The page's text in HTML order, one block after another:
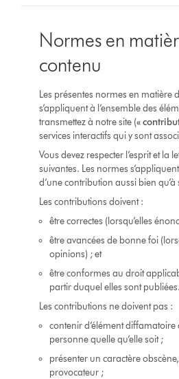
Normes en
contenu
Les présentes normes en matière
s’appliquent à l’ensemble des
transmettez à notre site («
services interactifs qui y sont
Vous devez respecter l’esprit et la
suivantes. Les normes
d’une contribution aussi bien
Les contributions doivent :
être correctes (lorsqu’elles
être avancées de bonne foi
opinions) ; et
être conformes au droit
partir duquel elles sont publiées.
Les contributions ne doivent pas :
contenir d’élément diffamatoire
personne quelle qu’elle soit ;
présenter un caractère
provocateur ;